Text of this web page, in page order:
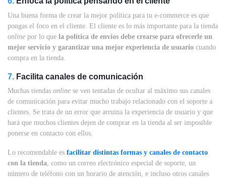
Una buena forma de crear la mejor política para tu e-commerce es que
pongas el foco en el cliente. El cliente es lo más importante para la tienda
online por lo que la política de envíos debe crearse para ofrecerle un
mejor servicio y garantizar una mejor experiencia de usuario cuando
compra en la tienda.
7. Facilita canales de comunicación
Muchas tiendas online se ven tentadas de ocultar al máximo sus canales
de comunicación para evitar mucho trabajo relacionado con el soporte a
clientes. Se trata de un error que arruina la experiencia de usuario y que
hará que muchos clientes dejen de comprar en la tienda al ser imposible
ponerse en contacto con ellos.
Lo recomendable es facilitar distintas formas y canales de contacto
con la tienda , como un correo electrónico especial de soporte, un
número de teléfono con un horario de atención, e incluso otros canales